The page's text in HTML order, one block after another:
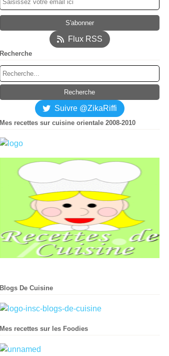
Flux RSS
Recherche
Suivre @ZikaRiffi
Mes recettes sur cuisine orientale 2008-2010
Blogs De Cuisine
Mes recettes sur les Foodies